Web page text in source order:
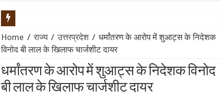
LEAP India IPO: ₹2,480 करोड़ का आईपीओ खुला, KKR समर्थित
प्रहार: द उज्ज्वल निकम स्टोरी – कसाब केस से लेकर कोर्टरूम ड्रामे तक,
Home / राज्य / उत्तरप्रदेश / धर्मांतरण के आरोप में शुआट्स के निदेशक
विनोद बी लाल के खिलाफ चार्जशीट दायर
धर्मांतरण के आरोप में शुआट्स के निदेशक विनोद
बी लाल के खिलाफ चार्जशीट दायर